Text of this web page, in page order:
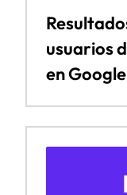
usuarios
en